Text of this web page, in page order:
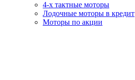
4-х тактные моторы
Лодочные моторы в кредит
Моторы по акции